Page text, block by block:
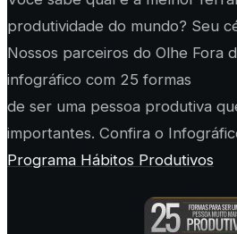
produtividade do mundo? Seu
Nossos parceiros do Olhe Fora
infográfico com 25 formas
de ser uma pessoa produtiva
importantes. Confira o
Programa Hábitos Produtivos